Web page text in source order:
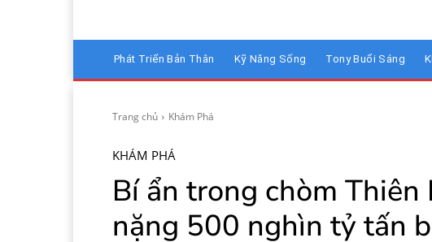
Phát Triển Bản Thân Kỹ Năng Sống Tony Buổi Sáng
Trang chủ Khám Phá
KHÁM PHÁ
Bí ẩn trong chòm Thiên
nặng 500 nghìn tỷ tấn